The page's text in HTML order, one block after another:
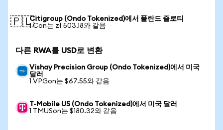
🇵🇱Citigroup (Ondo Tokenized)에서 폴란드 즐로티
1 Con는 zł 503.18와 같음
다른 RWA를 USD로 변환
Vishay Precision Group (Ondo Tokenized)에서 미국
달러
1 VPGon는 $67.55와 같음
T-Mobile US (Ondo Tokenized)에서 미국 달러
1 TMUSon는 $180.32와 같음